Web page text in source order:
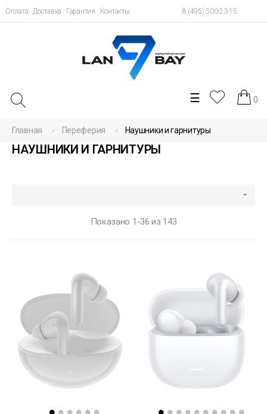
Оплата Доставка Гарантия Контакты 8 (495) 500-23-15
Toggle
navigation
☰ 0
Главная Переферия Наушники и гарнитуры
НАУШНИКИ И ГАРНИТУРЫ

Показано 1-36 из 143